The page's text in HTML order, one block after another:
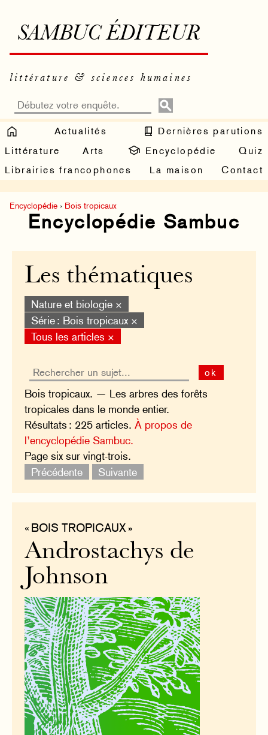
SAMBUC ÉDITEUR
littérature & sciences humaines
Actualités
Dernières parutions
Littérature
Arts Encyclopédie
Quiz
Librairies francophones
La maison Contact
Encyclopédie › Bois tropicaux
Encyclopédie Sambuc
Les thématiques
Nature et biologie ×
Série : Bois tropicaux ×
Tous les articles ×
ok
Bois tropicaux. — Les arbres des forêts
tropicales dans le monde entier.
Résultats : 225 articles.À propos de
l’encyclopédie Sambuc.
Page six sur vingt-trois.
Précédente
Suivante
« BOIS TROPICAUX »
Androstachys de
Johnson